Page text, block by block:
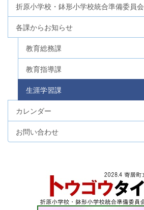
折原小学校・鉢形小学校統合準備委員会
各課からお知らせ
教育総務課
教育指導課
生涯学習課
カレンダー
お問い合わせ